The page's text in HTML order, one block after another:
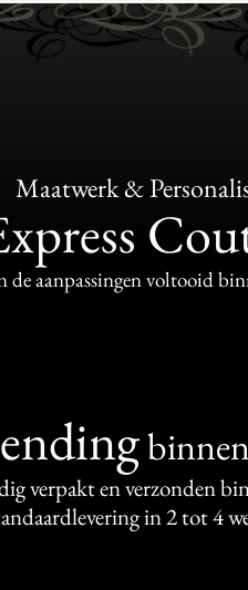
Maatwerk &
de aanpassingen voltooid
verpakt en verzonden
in 2 tot 4